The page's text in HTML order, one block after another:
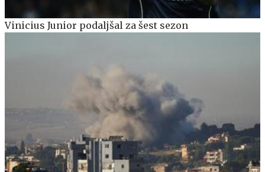
Vinicius Junior podaljšal za šest sezon